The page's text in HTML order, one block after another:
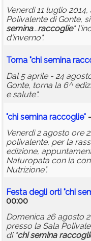
Venerdì 11 luglio
Polivalente di Gonte,
semina...raccoglie"
d'inverno".
Torna "chi semina
Dal 5 aprile - 24
Gonte, torna la 6^
e salute".
"chi semina raccoglie"
Venerdì 2 agosto ore
polivalente, per la
edizione,
Naturopata con la
Nutrizione".
Festa degli orti "chi
00:00
Domenica 26 agosto
presso la Sala
di "chi semina